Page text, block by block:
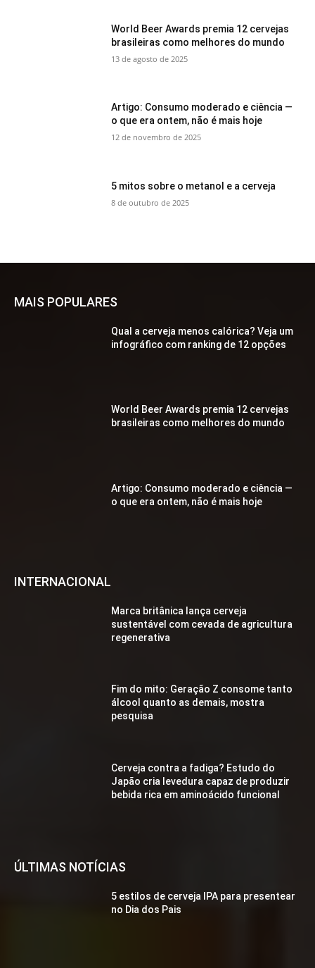
World Beer Awards premia 12 cervejas
brasileiras como melhores do mundo
13 de agosto de 2025
Artigo: Consumo moderado e ciência —
o que era ontem, não é mais hoje
12 de novembro de 2025
5 mitos sobre o metanol e a cerveja
8 de outubro de 2025
MAIS POPULARES
Qual a cerveja menos calórica? Veja um
infográfico com ranking de 12 opções
World Beer Awards premia 12 cervejas
brasileiras como melhores do mundo
Artigo: Consumo moderado e ciência —
o que era ontem, não é mais hoje
INTERNACIONAL
Marca britânica lança cerveja
sustentável com cevada de agricultura
regenerativa
Fim do mito: Geração Z consome tanto
álcool quanto as demais, mostra
pesquisa
Cerveja contra a fadiga? Estudo do
Japão cria levedura capaz de produzir
bebida rica em aminoácido funcional
ÚLTIMAS NOTÍCIAS
5 estilos de cerveja IPA para presentear
no Dia dos Pais